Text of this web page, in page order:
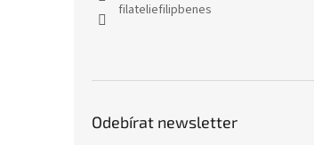
filateliefilipbenes
Odebírat newsletter